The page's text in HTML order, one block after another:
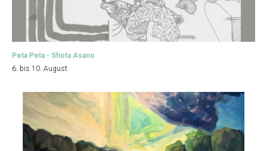
Peta Peta - Shota Asano
6. bis 10. August